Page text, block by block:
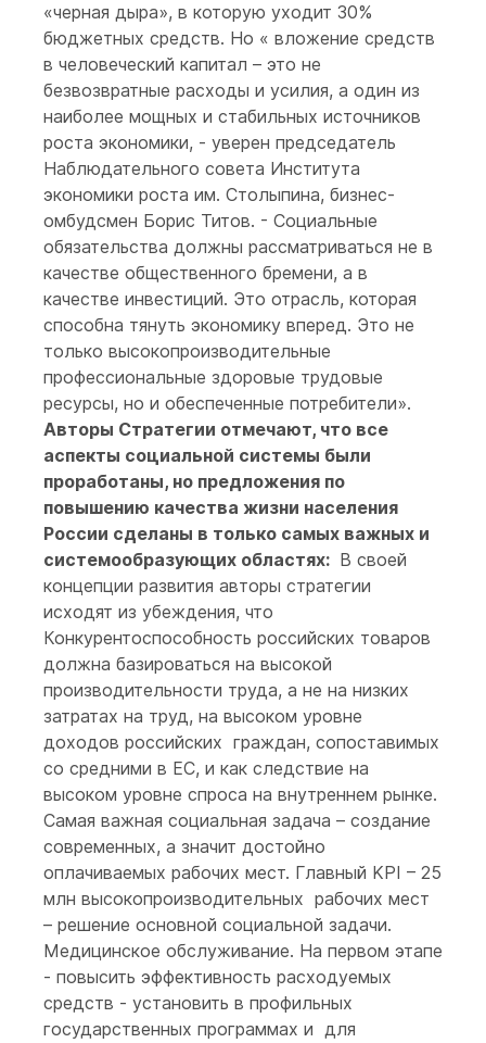
«черная дыра», в которую уходит 30%
бюджетных средств. Но « вложение средств
в человеческий капитал – это не
безвозвратные расходы и усилия, а один из
наиболее мощных и стабильных источников
роста экономики, - уверен председатель
Наблюдательного совета Института
экономики роста им. Столыпина, бизнес-
омбудсмен Борис Титов. - Социальные
обязательства должны рассматриваться не в
качестве общественного бремени, а в
качестве инвестиций. Это отрасль, которая
способна тянуть экономику вперед. Это не
только высокопроизводительные
профессиональные здоровые трудовые
ресурсы, но и обеспеченные потребители».
Авторы Стратегии отмечают, что все
аспекты социальной системы были
проработаны, но предложения по
повышению качества жизни населения
России сделаны в только самых важных и
системообразующих областях: В своей
концепции развития авторы стратегии
исходят из убеждения, что
Конкурентоспособность российских товаров
должна базироваться на высокой
производительности труда, а не на низких
затратах на труд, на высоком уровне
доходов российских граждан, сопоставимых
со средними в ЕС, и как следствие на
высоком уровне спроса на внутреннем рынке.
Самая важная социальная задача – создание
современных, а значит достойно
оплачиваемых рабочих мест. Главный KPI – 25
млн высокопроизводительных рабочих мест
– решение основной социальной задачи.
Медицинское обслуживание. На первом этапе
- повысить эффективность расходуемых
средств - установить в профильных
государственных программах и для